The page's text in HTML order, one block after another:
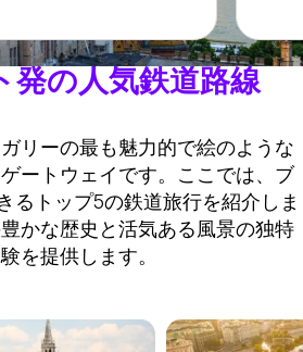
発の人気鉄道路線
リーの最も魅力的で絵のような
ートウェイです。ここでは、ブ
るトップ5の鉄道旅行を紹介しま
かな歴史と活気ある風景の独特
を提供します。